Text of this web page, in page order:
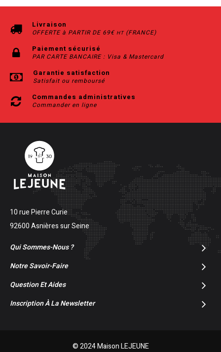
Livraison
OFFERTE à PARTIR DE 69€ HT(FRANCE)
Paiement sécurisé
PAR CARTE BANCAIRE : Visa & Mastercard
Garantie satisfaction
Satisfait ou remboursé
Commandes administratives
Commander en ligne
10 rue Pierre Curie
92600 Asnières sur Seine
Qui Sommes-Nous ?
Notre Savoir-Faire
Question Et Aides
Inscription À La Newsletter
© 2024 Maison LEJEUNE